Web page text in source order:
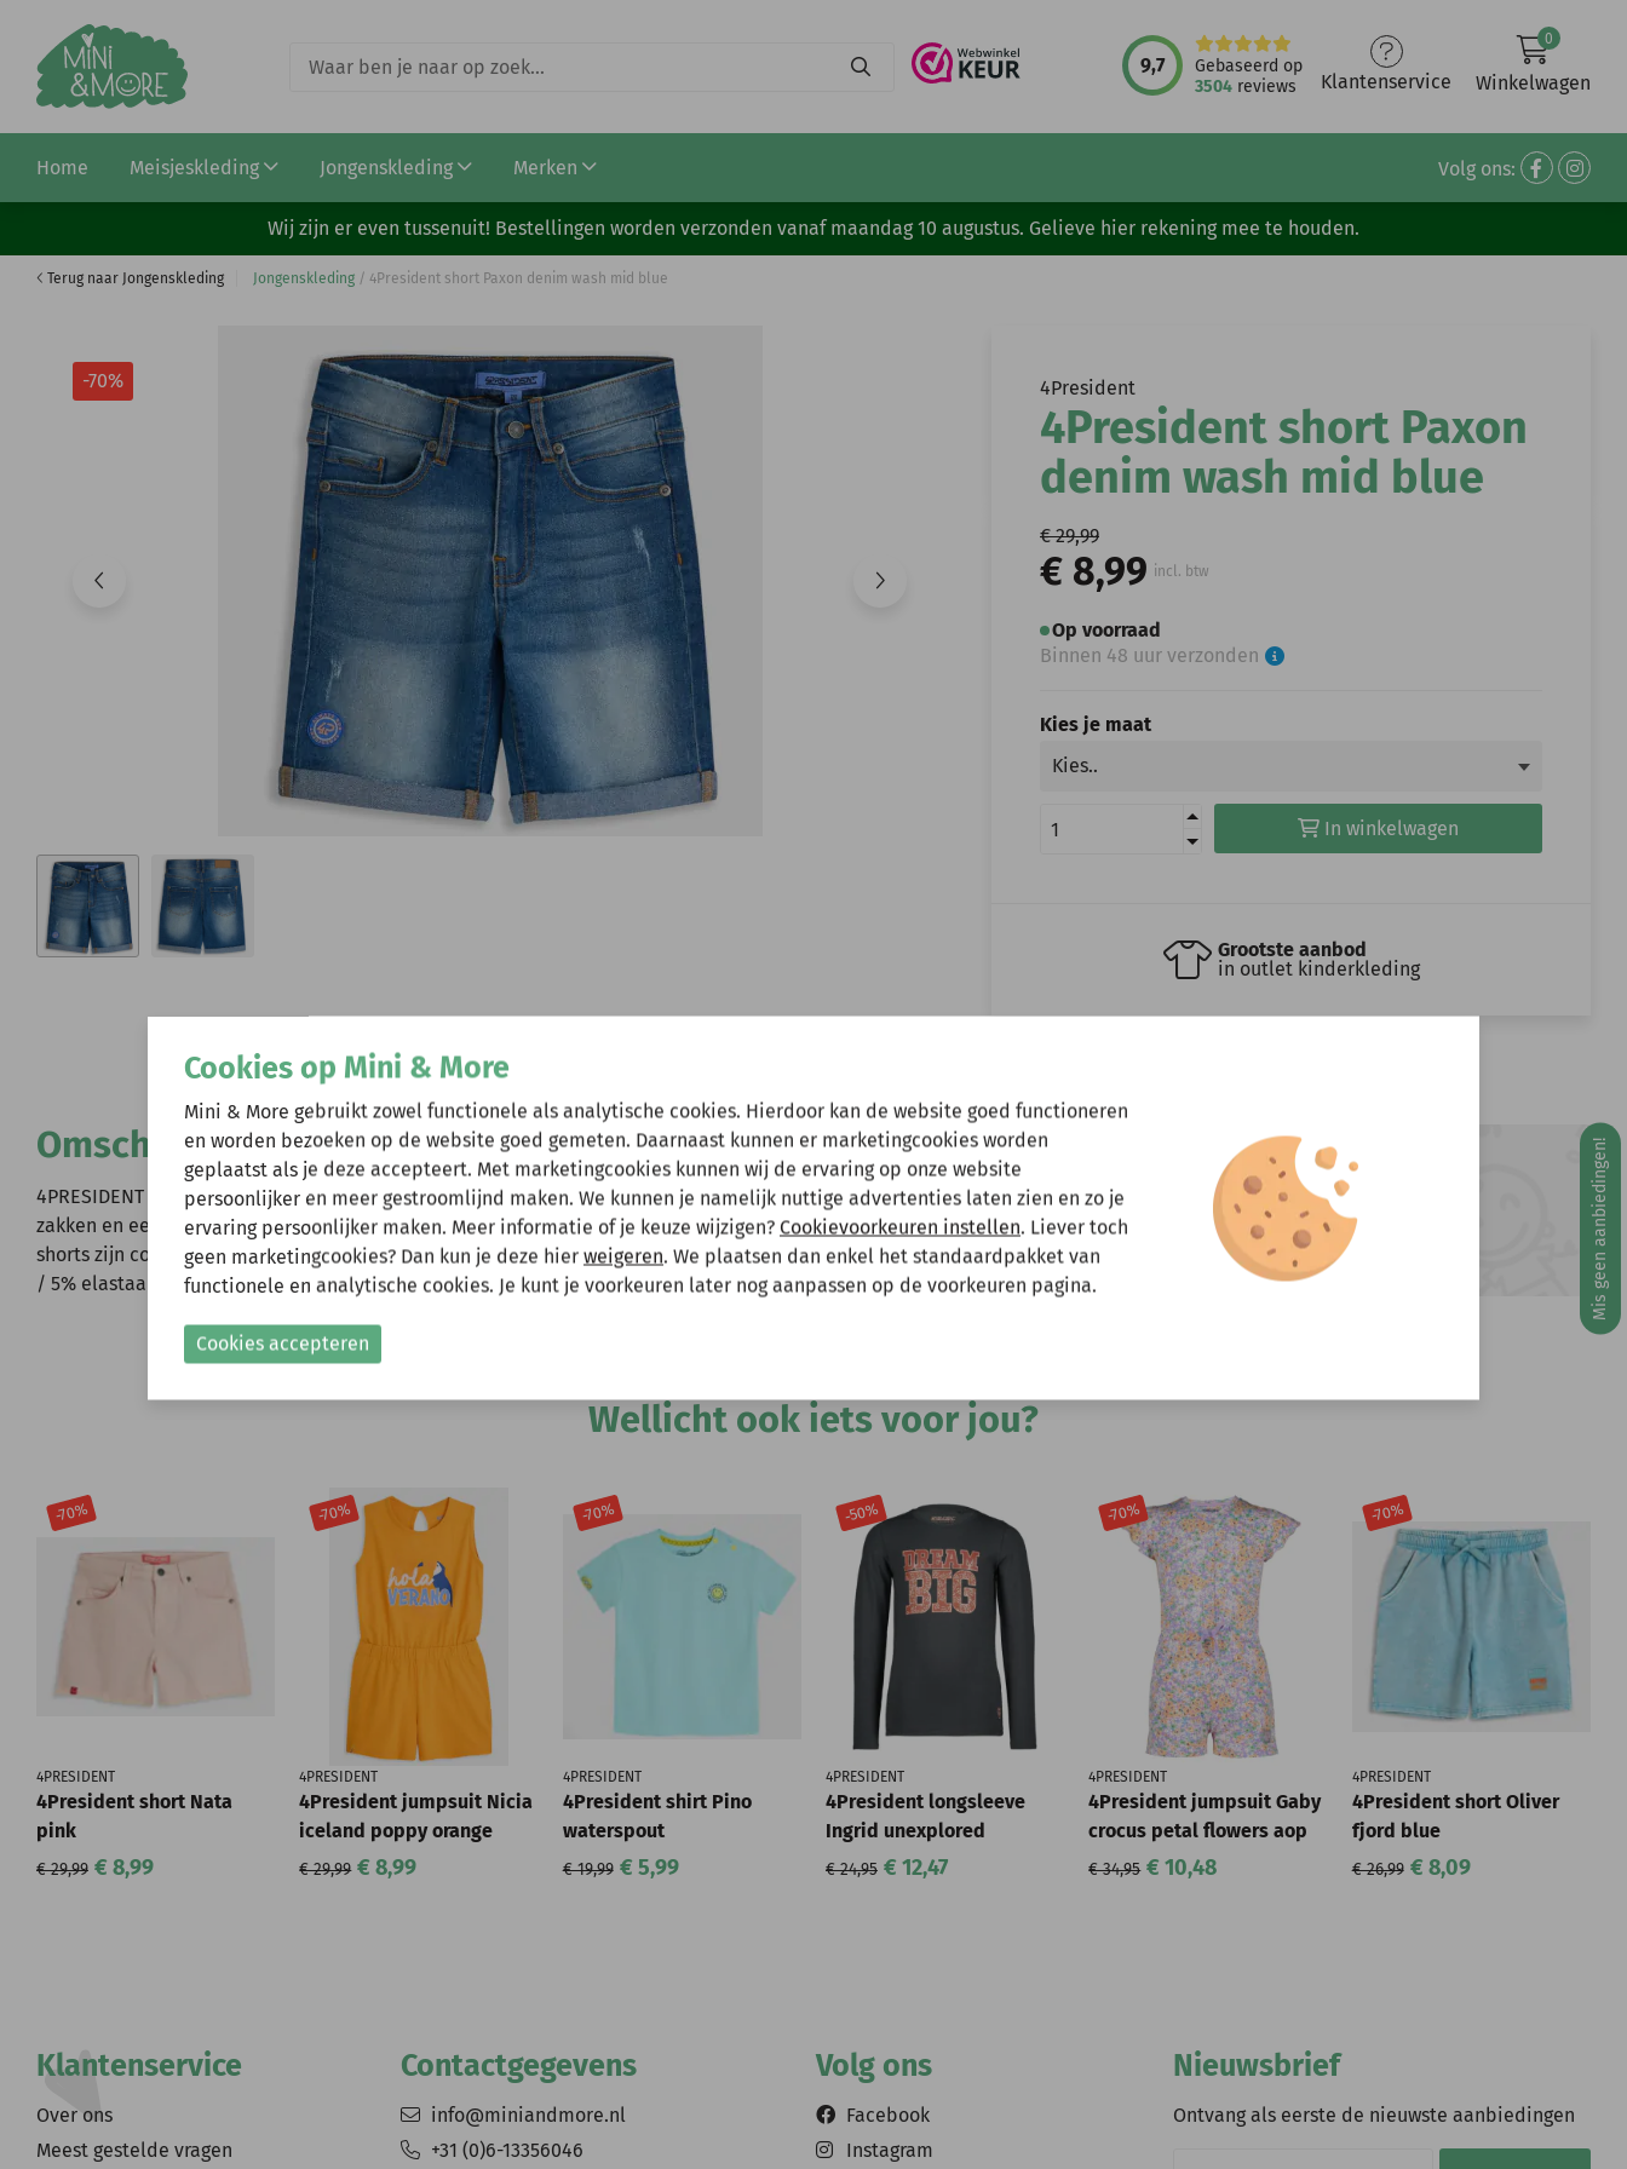
9,7
Gebaseerd op
3504 reviews Klantenservice
0
Winkelwagen
Home Meisjeskleding Jongenskleding Merken Volg ons:
Wij zijn er even tussenuit! Bestellingen worden verzonden vanaf maandag 10 augustus. Gelieve hier rekening mee te houden.
Terug naar Jongenskleding Jongenskleding / 4President short Paxon denim wash mid blue
4President
4President short Paxon
denim wash mid blue
-70%
€ 29,99
€ 8,99 incl. btw
Op voorraad
Binnen 48 uur verzonden
Kies je maat
In winkelwagen
Grootste aanbod
in outlet kinderkleding
Omschrijving
4PRESIDENT Paxon, jongensshorts met riemlussen en een rits- en knoopsluiting. De shorts hebben vijf
zakken en een stijlvolle omslag aan de zoom. Er zit een 4PRESIDENT-badge op het rechterbeen. Deze
shorts zijn comfortabel en makkelijk te combineren met andere kledingstukken. Materiaal: 95% katoen
/ 5% elastaan.
Heeft u vragen?
Stuur een e-mail
info@miniandmore.nl
Wellicht ook iets voor jou?
-70%
4PRESIDENT
4President short Nata
pink
€ 29,99 € 8,99
-70%
4PRESIDENT
4President jumpsuit Nicia
iceland poppy orange
€ 29,99 € 8,99
-70%
4PRESIDENT
4President shirt Pino
waterspout
€ 19,99 € 5,99
-50%
4PRESIDENT
4President longsleeve
Ingrid unexplored
€ 24,95 € 12,47
-70%
4PRESIDENT
4President jumpsuit Gaby
crocus petal flowers aop
€ 34,95 € 10,48
-70%
4PRESIDENT
4President short Oliver
fjord blue
€ 26,99 € 8,09
€ 29,99 € 8,99
Klantenservice
Over ons
Meest gestelde vragen
Contactgegevens
info@miniandmore.nl
+31 (0)6-13356046
Volg ons
Facebook
Instagram
Nieuwsbrief
Ontvang als eerste de nieuwste aanbiedingen
Mis geen aanbiedingen!
Wij zijn er even tussenuit!
Natuurlijk kun je wel gewoon een bestelling plaatsen maar deze wordt dan maandag 10 augustus
verzonden.
Gelieve hier rekening mee te houden bij het plaatsen van je bestelling.
Shop nu!
Cookies op Mini & More
Mini & More gebruikt zowel functionele als analytische cookies. Hierdoor kan de website goed functioneren
en worden bezoeken op de website goed gemeten. Daarnaast kunnen er marketingcookies worden
geplaatst als je deze accepteert. Met marketingcookies kunnen wij de ervaring op onze website
persoonlijker en meer gestroomlijnd maken. We kunnen je namelijk nuttige advertenties laten zien en zo je
ervaring persoonlijker maken. Meer informatie of je keuze wijzigen? Cookievoorkeuren instellen. Liever toch
geen marketingcookies? Dan kun je deze hier weigeren. We plaatsen dan enkel het standaardpakket van
functionele en analytische cookies. Je kunt je voorkeuren later nog aanpassen op de voorkeuren pagina.
Cookies accepteren